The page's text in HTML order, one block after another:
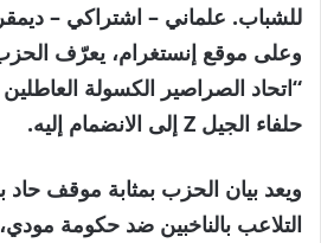
للشباب. علماني – اشتراكي –
وعلى موقع إنستغرام، يعرّف
“اتحاد الصراصير الكسولة
حلفاء الجيل Z إلى الانضمام إليه.
ويعد بيان الحزب بمثابة موقف
التلاعب بالناخبين ضد حكومة